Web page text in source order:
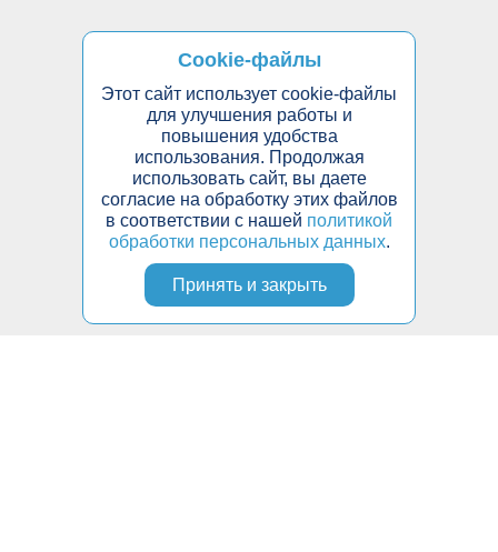
Cookie-файлы
Этот сайт использует cookie-файлы
для улучшения работы и
повышения удобства
использования. Продолжая
использовать сайт, вы даете
согласие на обработку этих файлов
в соответствии с нашей политикой
обработки персональных данных.
Принять и закрыть